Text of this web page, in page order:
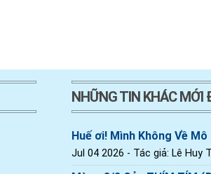
NHỮNG TIN KHÁC MỚI
Huế ơi! Mình Không Về Mô
Jul 04 2026 - Tác giả: Lê Huy